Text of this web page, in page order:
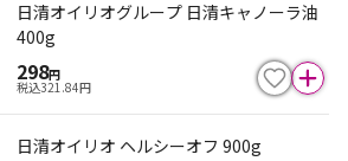
日清オイリオグループ 日清キャノーラ油
400g
298円
税込321.84円
日清オイリオ ヘルシーオフ 900g